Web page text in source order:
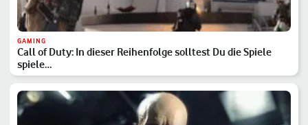
GAMING
Call of Duty: In dieser Reihenfolge solltest Du die Spiele
spiele…